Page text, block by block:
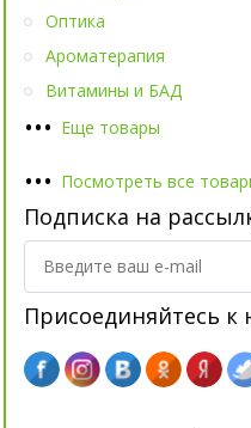
••• Еще товары
Оптика
Ароматерапия
Витамины и БАД
••• Посмотреть все
Подписка на
Присоединяйтесь к